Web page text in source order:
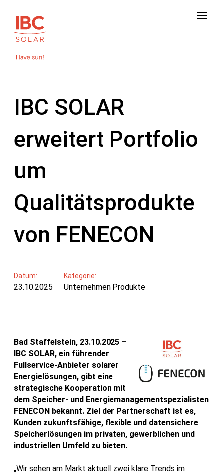
IBC SOLAR
erweitert Portfolio
um
Qualitätsprodukte
von FENECON
Datum:
23.10.2025
Kategorie:
Unternehmen Produkte
Bad Staffelstein, 23.10.2025 –
IBC SOLAR, ein führender
Fullservice-Anbieter solarer
Energielösungen, gibt eine
strategische Kooperation mit
dem Speicher- und Energiemanagementspezialisten
FENECON bekannt. Ziel der Partnerschaft ist es,
Kunden zukunftsfähige, flexible und datensichere
Speicherlösungen im privaten, gewerblichen und
industriellen Umfeld zu bieten.
„Wir sehen am Markt aktuell zwei klare Trends im